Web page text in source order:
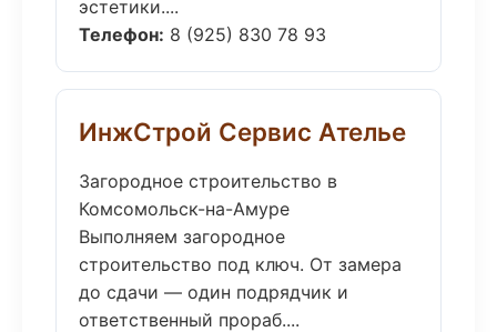
эстетики....
Телефон: 8 (925) 830 78 93
ИнжСтрой Сервис Ателье
Загородное строительство в
Комсомольск-на-Амуре
Выполняем загородное
строительство под ключ. От замера
до сдачи — один подрядчик и
ответственный прораб....